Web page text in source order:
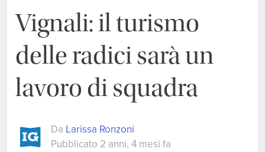
Vignali: il turismo
delle radici sarà un
lavoro di squadra
Da Larissa Ronzoni
Pubblicato 2 anni, 4 mesi fa